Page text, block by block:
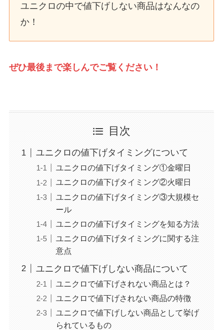
ユニクロの中で値下げしない商品はなんなの
か！
ぜひ最後まで楽しんでご覧ください！
目次
ユニクロの値下げタイミングについて
ユニクロの値下げタイミング①金曜日
ユニクロの値下げタイミング②火曜日
ユニクロの値下げタイミング③大規模セ
ール
ユニクロの値下げタイミングを知る方法
ユニクロの値下げタイミングに関する注
意点
ユニクロで値下げしない商品について
ユニクロで値下げされない商品とは？
ユニクロで値下げされない商品の特徴
ユニクロで値下げしない商品として挙げ
られているもの